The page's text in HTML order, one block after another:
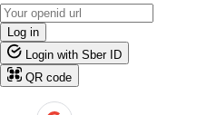
Log in
Login with Sber ID
QR code